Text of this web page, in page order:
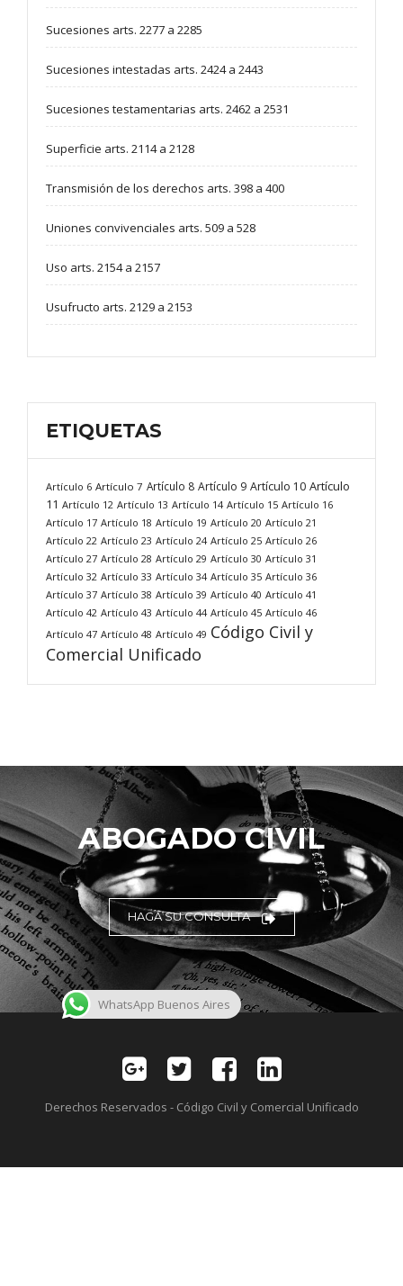
Sucesiones arts. 2277 a 2285
Sucesiones intestadas arts. 2424 a 2443
Sucesiones testamentarias arts. 2462 a 2531
Superficie arts. 2114 a 2128
Transmisión de los derechos arts. 398 a 400
Uniones convivenciales arts. 509 a 528
Uso arts. 2154 a 2157
Usufructo arts. 2129 a 2153
ETIQUETAS
Artículo 6 Artículo 7 Artículo 8 Artículo 9 Artículo 10 Artículo
11 Artículo 12 Artículo 13 Artículo 14 Artículo 15 Artículo 16
Artículo 17 Artículo 18 Artículo 19 Artículo 20 Artículo 21
Artículo 22 Artículo 23 Artículo 24 Artículo 25 Artículo 26
Artículo 27 Artículo 28 Artículo 29 Artículo 30 Artículo 31
Artículo 32 Artículo 33 Artículo 34 Artículo 35 Artículo 36
Artículo 37 Artículo 38 Artículo 39 Artículo 40 Artículo 41
Artículo 42 Artículo 43 Artículo 44 Artículo 45 Artículo 46
Artículo 47 Artículo 48 Artículo 49 Código Civil y
Comercial Unificado
ABOGADO CIVIL
HAGA SU CONSULTA
Derechos Reservados - Código Civil y Comercial Unificado
WhatsApp Buenos Aires